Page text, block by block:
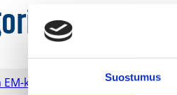
Suostumus
kilpailut Pääjuttu